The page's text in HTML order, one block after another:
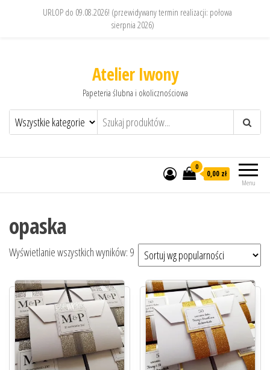
Atelier Iwony
Papeteria ślubna i okolicznościowa
Menu
0
0,00 zł
opaska
Wyświetlanie wszystkich wyników: 9Posortowane według popularności
URLOP do 09.08.2026! (przewidywany termin realizacji: połowa
sierpnia 2026)